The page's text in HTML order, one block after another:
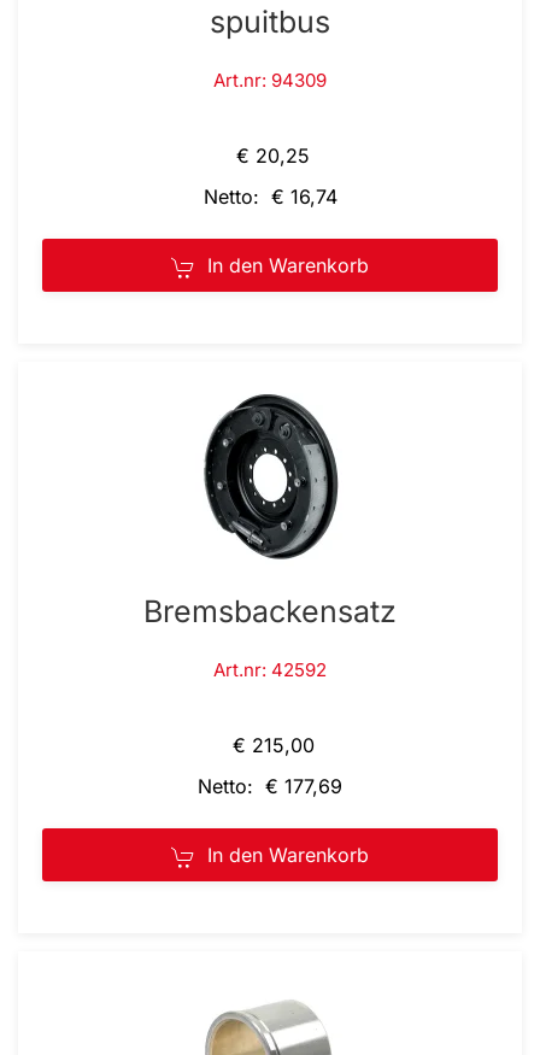
spuitbus
Art.nr: 94309
€ 20,25
Netto: € 16,74
In den Warenkorb
Bremsbackensatz
Art.nr: 42592
€ 215,00
Netto: € 177,69
In den Warenkorb